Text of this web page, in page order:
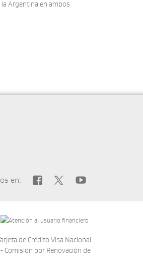
Argentina en ambos
en:
de Crédito Visa Nacional
Comisión por Renovación de